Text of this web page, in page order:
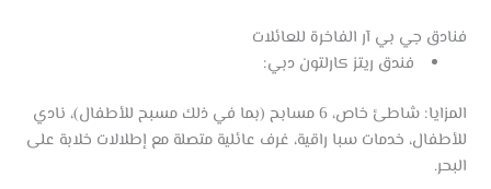
فنادق جي بي آر الفاخرة للعائلات
فندق ريتز كارلتون دبي:
المزايا: شاطئ خاص، 6 مسابح (بما في ذلك مسبح للأطفال)، نادي
للأطفال، خدمات سبا راقية، غرف عائلية متصلة مع إطلالات خلابة على
البحر.